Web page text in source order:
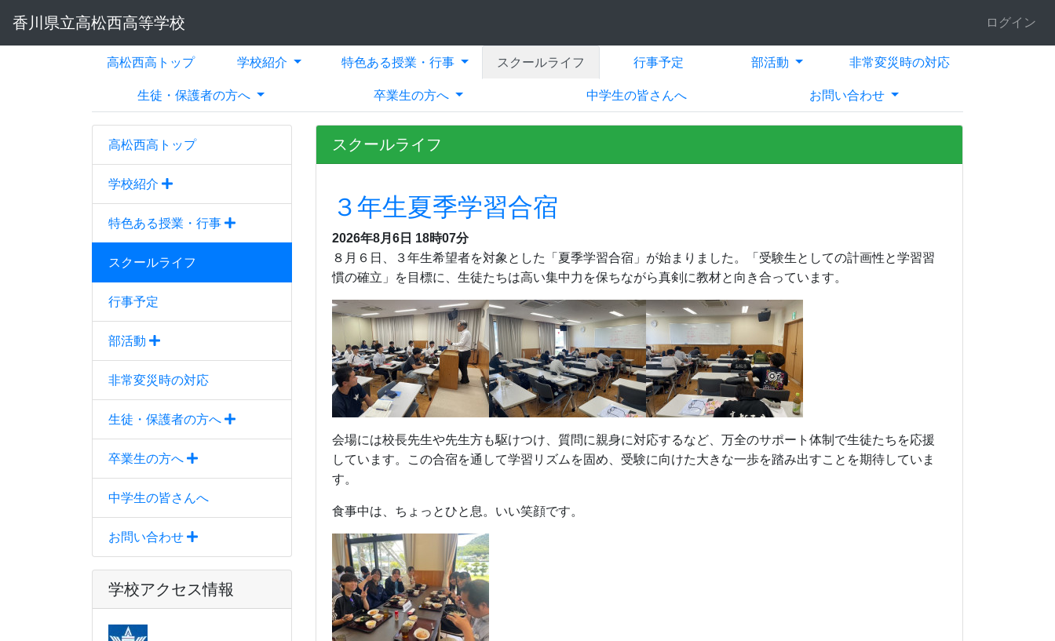
香川県立高松西高等学校 ログイン
高松西高トップ 学校紹介 特色ある授業・行事 スクールライフ 行事予定 部活動 非常変災時の対応
生徒・保護者の方へ 卒業生の方へ 中学生の皆さんへ お問い合わせ
高松西高トップ
学校紹介
特色ある授業・行事
スクールライフ
行事予定
部活動
非常変災時の対応
生徒・保護者の方へ
卒業生の方へ
中学生の皆さんへ
お問い合わせ
学校アクセス情報
スクールライフ
３年生夏季学習合宿
2026年8月6日 18時07分
８月６日、３年生希望者を対象とした「夏季学習合宿」が始まりました。「受験生としての計画性と学習習
慣の確立」を目標に、生徒たちは高い集中力を保ちながら真剣に教材と向き合っています。
会場には校長先生や先生方も駆けつけ、質問に親身に対応するなど、万全のサポート体制で生徒たちを応援
しています。この合宿を通して学習リズムを固め、受験に向けた大きな一歩を踏み出すことを期待していま
す。
食事中は、ちょっとひと息。いい笑顔です。